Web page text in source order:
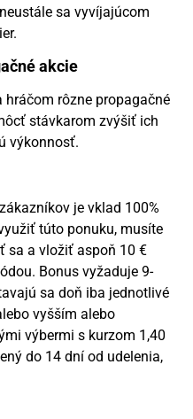
sa vyvíjajúcom
akcie
hráčom rôzne propagačné
stávkarom zvýšiť ich
výkonnosť.
je vklad 100%
túto ponuku, musíte
sa a vložiť aspoň 10 €
Bonus vyžaduje 9-
sa doň iba jednotlivé
vyšším alebo
výbermi s kurzom 1,40
do 14 dní od udelenia,